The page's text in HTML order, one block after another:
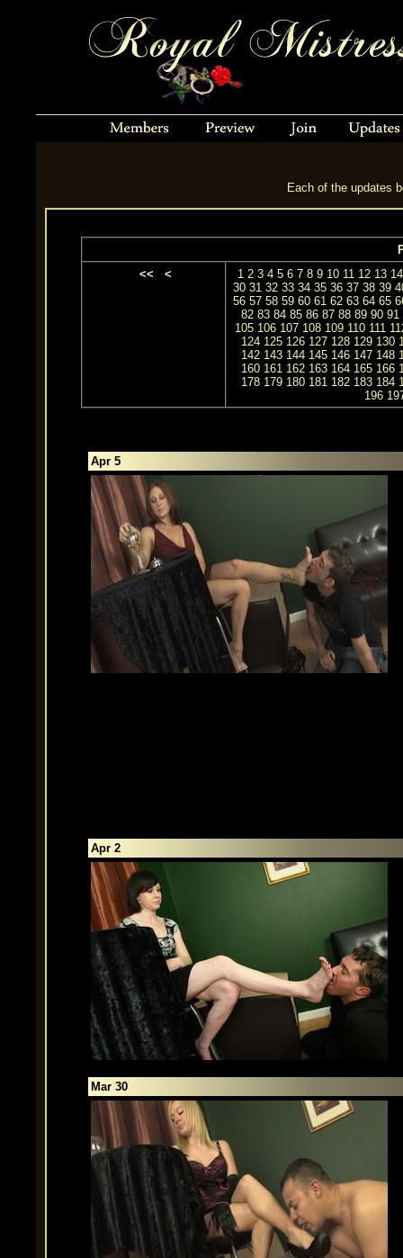
Each of the updates
<<
< 1 2 3 4 5 6 7 8 9 10 11 12 13 14
30 31 32 33 34 35 36 37 38 39
56 57 58 59 60 61 62 63 64 65
82 83 84 85 86 87 88 89 90 91
105 106 107 108 109 110 111
124 125 126 127 128 129 130
142 143 144 145 146 147 148
160 161 162 163 164 165 166
178 179 180 181 182 183 184
196
Apr 5
Apr 2
Mar 30